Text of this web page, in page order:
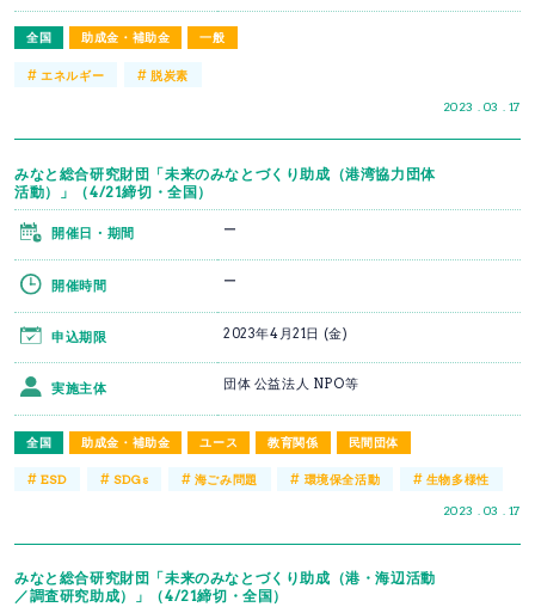
全国 助成金・補助金 一般
2023 . 03 . 17
# エネルギー # 脱炭素
みなと総合研究財団「未来のみなとづくり助成（港湾協力団体
活動）」（4/21締切・全国）
全国 助成金・補助金 ユース 教育関係 民間団体
2023 . 03 . 17
開催日・期間 ー
開催時間 ー
申込期限 2023年4月21日 (金)
実施主体 団体 公益法人 NPO等
#ESD # SDGs # 海ごみ問題 # 環境保全活動 # 生物多様性
みなと総合研究財団「未来のみなとづくり助成（港・海辺活動
／調査研究助成）」（4/21締切・全国）